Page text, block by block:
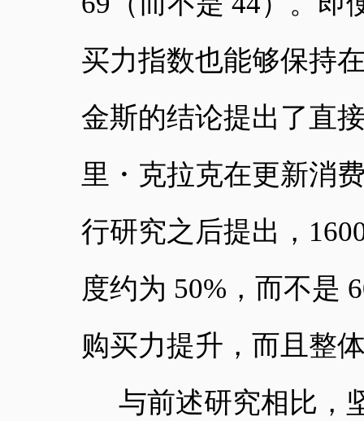
买力指数也能够保持
金斯的结论提出了直
里・克拉克在更新消
行研究之后提出，
度约为 50%，而不是
购买力提升，而且整
与前述研究相比，